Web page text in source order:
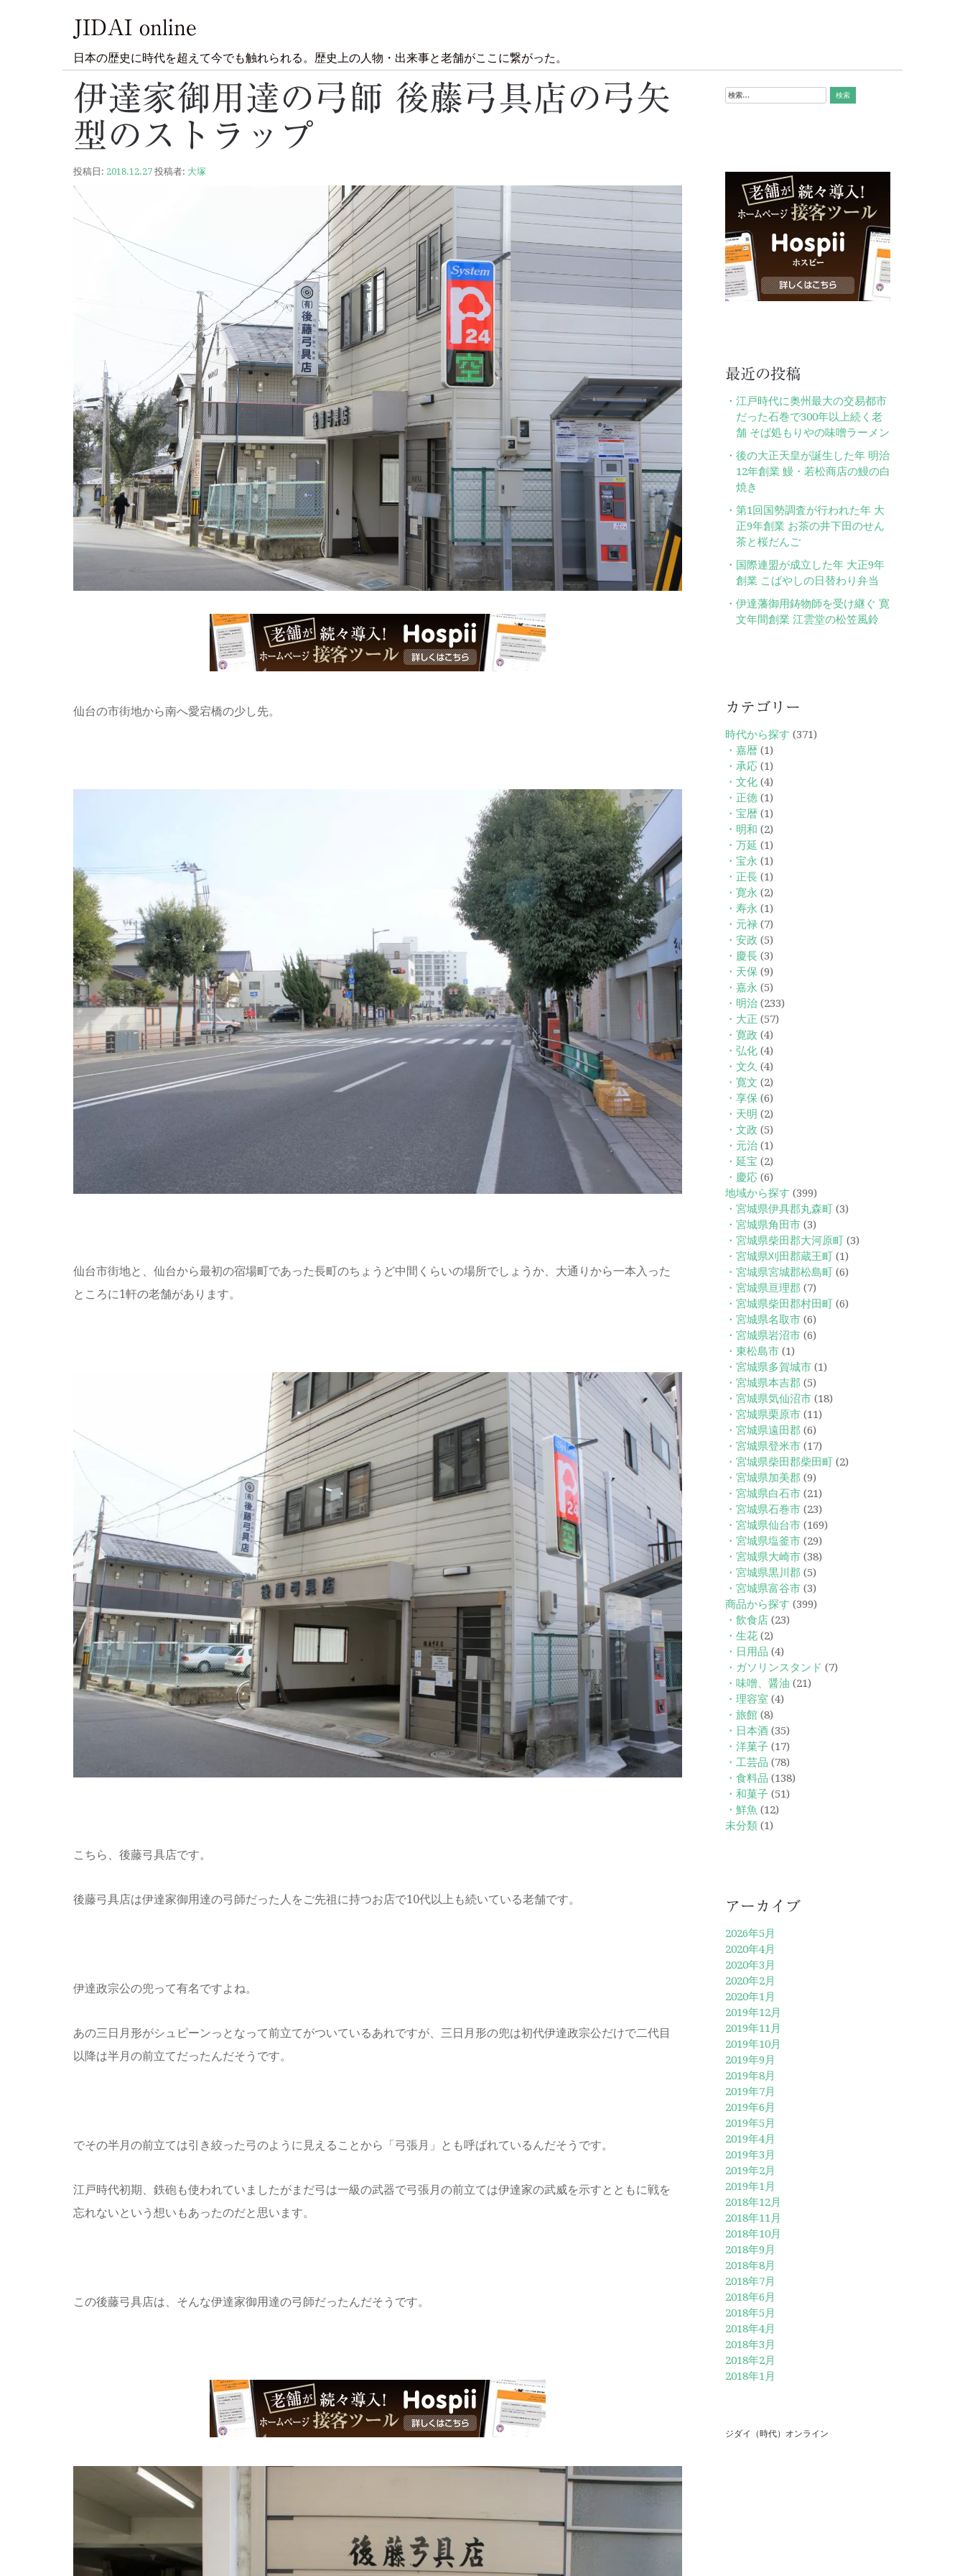
JIDAI online
日本の歴史に時代を超えて今でも触れられる。歴史上の人物・出来事と老舗がここに繋がった。
伊達家御用達の弓師 後藤弓具店の弓矢
型のストラップ
投稿日: 2018.12.27 投稿者: 大塚
仙台の市街地から南へ愛宕橋の少し先。
仙台市街地と、仙台から最初の宿場町であった長町のちょうど中間くらいの場所でしょうか、大通りから一本入った
ところに1軒の老舗があります。
こちら、後藤弓具店です。
後藤弓具店は伊達家御用達の弓師だった人をご先祖に持つお店で10代以上も続いている老舗です。
伊達政宗公の兜って有名ですよね。
あの三日月形がシュピーンっとなって前立てがついているあれですが、三日月形の兜は初代伊達政宗公だけで二代目
以降は半月の前立てだったんだそうです。
でその半月の前立ては引き絞った弓のように見えることから「弓張月」とも呼ばれているんだそうです。
江戸時代初期、鉄砲も使われていましたがまだ弓は一級の武器で弓張月の前立ては伊達家の武威を示すとともに戦を
忘れないという想いもあったのだと思います。
この後藤弓具店は、そんな伊達家御用達の弓師だったんだそうです。
検
最近の投稿
江戸時代に奥州最大の交易都市
だった石巻で300年以上続く老
舗 そば処もりやの味噌ラーメン
後の大正天皇が誕生した年 明治
12年創業 鰻・若松商店の鰻の白
焼き
第1回国勢調査が行われた年 大
正9年創業 お茶の井下田のせん
茶と桜だんご
国際連盟が成立した年 大正9年
創業 こばやしの日替わり弁当
伊達藩御用鋳物師を受け継ぐ 寛
文年間創業 江雲堂の松笠風鈴
カテゴリー
時代から探す (371)
・嘉暦(1)
・承応(1)
・文化(4)
・正徳(1)
・宝暦(1)
・明和 (2)
・万延 (1)
・宝永 (1)
・正長(1)
・寛永 (2)
・寿永 (1)
・元禄(7)
・安政 (5)
・慶長(3)
・天保 (9)
・嘉永 (5)
・明治(233)
・大正 (57)
・寛政 (4)
・弘化(4)
・文久 (4)
・寛文 (2)
・享保 (6)
・天明 (2)
・文政 (5)
・元治(1)
・延宝 (2)
・慶応(6)
地域から探す (399)
・宮城県伊具郡丸森町(3)
・宮城県角田市(3)
・宮城県柴田郡大河原町(3)
・宮城県刈田郡蔵王町(1)
・宮城県宮城郡松島町(6)
・宮城県亘理郡 (7)
・宮城県柴田郡村田町(6)
・宮城県名取市(6)
・宮城県岩沼市(6)
・東松島市(1)
・宮城県多賀城市(1)
・宮城県本吉郡 (5)
・宮城県気仙沼市(18)
・宮城県栗原市(11)
・宮城県遠田郡 (6)
・宮城県登米市(17)
・宮城県柴田郡柴田町(2)
・宮城県加美郡 (9)
・宮城県白石市(21)
・宮城県石巻市(23)
・宮城県仙台市(169)
・宮城県塩釜市(29)
・宮城県大崎市(38)
・宮城県黒川郡 (5)
・宮城県富谷市(3)
商品から探す (399)
・飲食店(23)
・生花(2)
・日用品 (4)
・ガソリンスタンド (7)
・味噌、醤油 (21)
・理容室 (4)
・旅館(8)
・日本酒(35)
・洋菓子(17)
・工芸品 (78)
・食料品 (138)
・和菓子(51)
・鮮魚 (12)
未分類(1)
アーカイブ
2026年5月
2020年4月
2020年3月
2020年2月
2020年1月
2019年12月
2019年11月
2019年10月
2019年9月
2019年8月
2019年7月
2019年6月
2019年5月
2019年4月
2019年3月
2019年2月
2019年1月
2018年12月
2018年11月
2018年10月
2018年9月
2018年8月
2018年7月
2018年6月
2018年5月
2018年4月
2018年3月
2018年2月
2018年1月
ジダイ（時代）オンライン